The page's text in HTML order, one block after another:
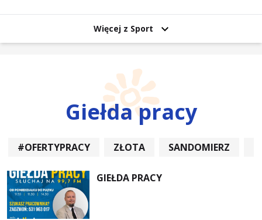
Więcej z Sport
Giełda pracy
#OFERTYPRACY ZŁOTA SANDOMIERZ
GIEŁDA PRACY